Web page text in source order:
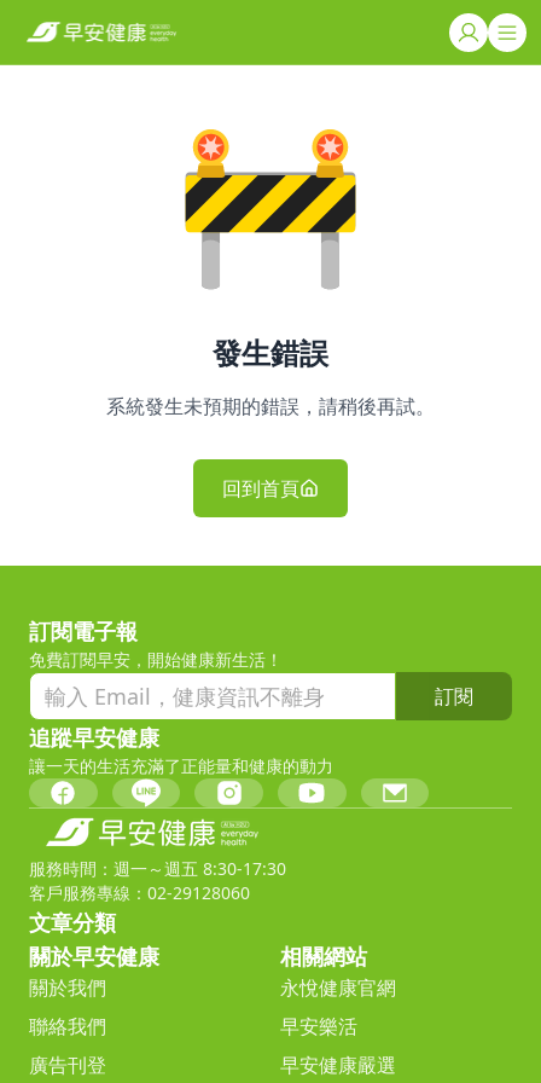
發生錯誤
系統發生未預期的錯誤，請稍後再試。
回到首頁
訂閱電子報
免費訂閱早安，開始健康新生活！
訂閱
追蹤早安健康
讓一天的生活充滿了正能量和健康的動力
服務時間：週一～週五 8:30-17:30
客戶服務專線：02-29128060
文章分類
關於早安健康
關於我們
聯絡我們
廣告刊登
相關網站
永悅健康官網
早安樂活
早安健康嚴選